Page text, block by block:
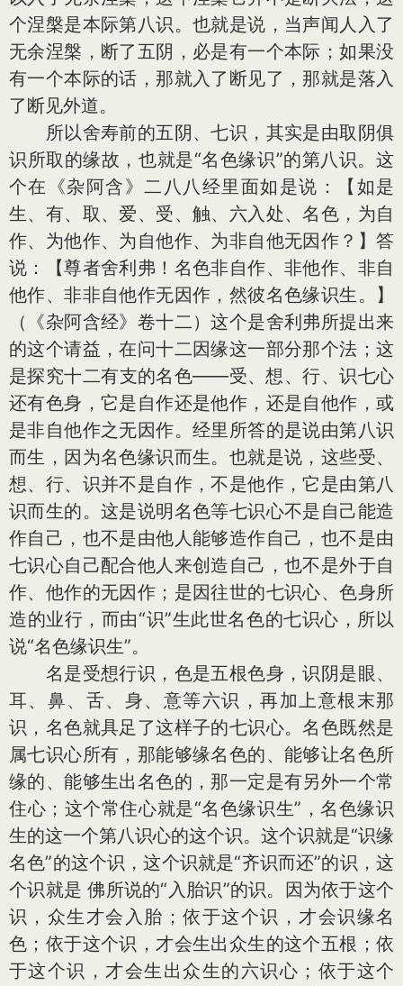
个涅槃是本际第八识。也就是说，当声闻人入了
无余涅槃，断了五阴，必是有一个本际；如果没
有一个本际的话，那就入了断见了，那就是落入
了断见外道。
所以舍寿前的五阴、七识，其实是由取阴俱
识所取的缘故，也就是“名色缘识”的第八识。这
个在《杂阿含》二八八经里面如是说：【如是
生、有、取、爱、受、触、六入处、名色，为自
作、为他作、为自他作、为非自他无因作？】答
说：【尊者舍利弗！名色非自作、非他作、非自
他作、非非自他作无因作，然彼名色缘识生。】
（《杂阿含经》卷十二）这个是舍利弗所提出来
的这个请益，在问十二因缘这一部分那个法；这
是探究十二有支的名色——受、想、行、识七心
还有色身，它是自作还是他作，还是自他作，或
是非自他作之无因作。经里所答的是说由第八识
而生，因为名色缘识而生。也就是说，这些受、
想、行、识并不是自作，不是他作，它是由第八
识而生的。这是说明名色等七识心不是自己能造
作自己，也不是由他人能够造作自己，也不是由
七识心自己配合他人来创造自己，也不是外于自
作、他作的无因作；是因往世的七识心、色身所
造的业行，而由“识”生此世名色的七识心，所以
说“名色缘识生”。
名是受想行识，色是五根色身，识阴是眼、
耳、鼻、舌、身、意等六识，再加上意根末那
识，名色就具足了这样子的七识心。名色既然是
属七识心所有，那能够缘名色的、能够让名色所
缘的、能够生出名色的，那一定是有另外一个常
住心；这个常住心就是“名色缘识生”，名色缘识
生的这一个第八识心的这个识。这个识就是“识缘
名色”的这个识，这个识就是“齐识而还”的识，这
个识就是 佛所说的“入胎识”的识。因为依于这个
识，众生才会入胎；依于这个识，才会识缘名
色；依于这个识，才会生出众生的这个五根；依
于这个识，才会生出众生的六识心；依于这个